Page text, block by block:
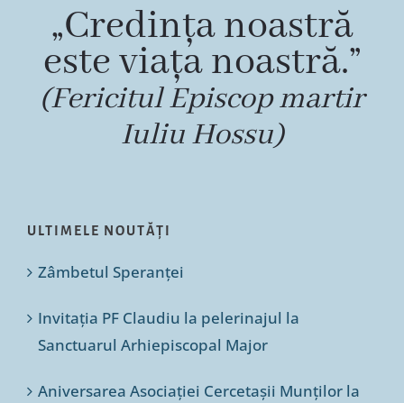
„Credința noastră
este viața noastră.”
(Fericitul Episcop martir
Iuliu Hossu)
ULTIMELE NOUTĂȚI
Zâmbetul Speranței
Invitația PF Claudiu la pelerinajul la
Sanctuarul Arhiepiscopal Major
Aniversarea Asociației Cercetașii Munților la